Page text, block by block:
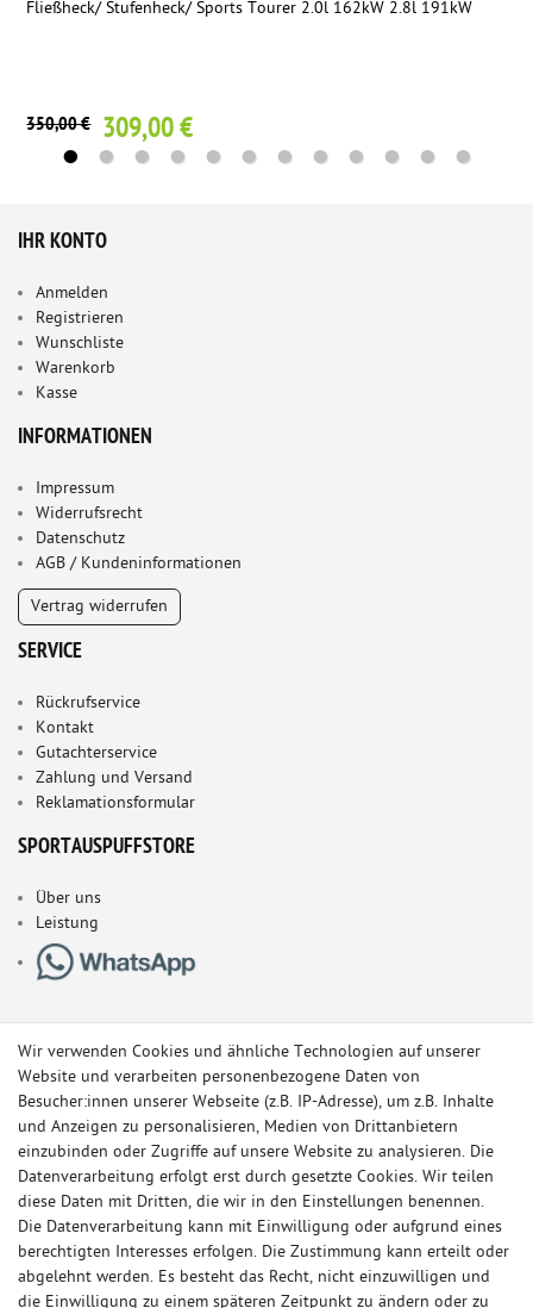
Fließheck/ Stufenheck/ Sports Tourer 2.0l 162kW 2.8l 191kW
350,00 € 309,00 €
IHR KONTO
Anmelden
Registrieren
Wunschliste
Warenkorb
Kasse
INFORMATIONEN
Impressum
Widerrufsrecht
Datenschutz
AGB / Kundeninformationen
Vertrag widerrufen
SERVICE
Rückrufservice
Kontakt
Gutachterservice
Zahlung und Versand
Reklamationsformular
SPORTAUSPUFFSTORE
Über uns
Leistung
© Copyright 2026 Sportauspuff-Store.de - Alle Rechte vorbehalten.
Preisangaben inkl. gesetzlicher MwSt. und zzgl. Versandkosten
Wir verwenden Cookies und ähnliche Technologien auf unserer
Website und verarbeiten personenbezogene Daten von
Besucher:innen unserer Webseite (z.B. IP-Adresse), um z.B. Inhalte
und Anzeigen zu personalisieren, Medien von Drittanbietern
einzubinden oder Zugriffe auf unsere Website zu analysieren. Die
Datenverarbeitung erfolgt erst durch gesetzte Cookies. Wir teilen
diese Daten mit Dritten, die wir in den Einstellungen benennen.
Die Datenverarbeitung kann mit Einwilligung oder aufgrund eines
berechtigten Interesses erfolgen. Die Zustimmung kann erteilt oder
abgelehnt werden. Es besteht das Recht, nicht einzuwilligen und
die Einwilligung zu einem späteren Zeitpunkt zu ändern oder zu